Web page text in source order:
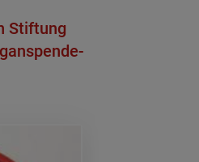
Stiftung